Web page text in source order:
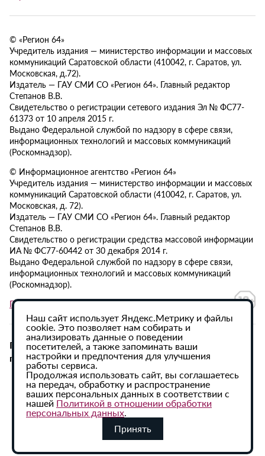
© «Регион 64»
Учредитель издания — министерство информации и массовых
коммуникаций Саратовской области (410042, г. Саратов, ул.
Московская, д.72).
Издатель — ГАУ СМИ СО «Регион 64». Главный редактор
Степанов В.В.
Свидетельство о регистрации сетевого издания Эл № ФС77-
61373 от 10 апреля 2015 г.
Выдано Федеральной службой по надзору в сфере связи,
информационных технологий и массовых коммуникаций
(Роскомнадзор).
© Информационное агентство «Регион 64»
Учредитель издания — министерство информации и массовых
коммуникаций Саратовской области (410042, г. Саратов, ул.
Московская, д. 72).
Издатель — ГАУ СМИ СО «Регион 64». Главный редактор
Степанов В.В.
Свидетельство о регистрации средства массовой информации
ИА № ФС77-60442 от 30 декабря 2014 г.
Выдано Федеральной службой по надзору в сфере связи,
информационных технологий и массовых коммуникаций
(Роскомнадзор).
Политика в отношении обработки персональных данных
При использовании материалов сайта активная
гиперссылка на ИА «Регион 64» обязательна.
Наш сайт использует Яндекс.Метрику и файлы
cookie. Это позволяет нам собирать и
анализировать данные о поведении
посетителей, а также запоминать ваши
настройки и предпочтения для улучшения
работы сервиса.
Продолжая использовать сайт, вы соглашаетесь
на передач, обработку и распространение
ваших персональных данных в соответствии с
нашей Политикой в отношении обработки
персональных данных.
Принять